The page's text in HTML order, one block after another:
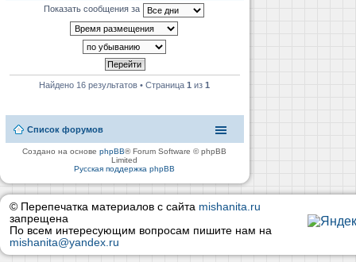
Показать сообщения за
Найдено 16 результатов • Страница1 из1
Список форумов
Создано на основеphpBB® Forum Software © phpBB
Limited
Русская поддержка phpBB
© Перепечатка материалов с сайта mishanita.ru
запрещена
По всем интересующим вопросам пишите нам на
mishanita@yandex.ru